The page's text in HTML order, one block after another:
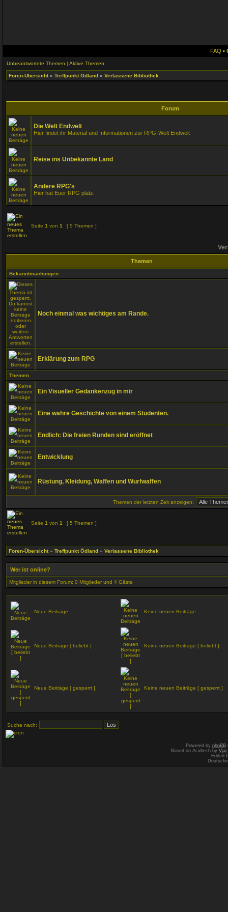
FAQ •
Unbeantwortete Themen | Aktive Themen
Foren-Übersicht » Treffpunkt Ödland » Verlassene Bibliothek
Forum
Die Welt Endwelt
Hier findet ihr Material und Informationen zur RPG-Welt Endwelt
Reise ins Unbekannte Land
Andere RPG's
Hier hat Euer RPG platz.
Seite 1 von 1 [ 5 Themen ]
Themen
Bekanntmachungen
Noch einmal was wichtiges am Rande.
Erklärung zum RPG
Themen
Ein Visueller Gedankenzug in mir
Eine wahre Geschichte von einem Studenten.
Endlich: Die freien Runden sind eröffnet
Entwicklung
Rüstung, Kleidung, Waffen und Wurfwaffen
Themen der letzten Zeit anzeigen:
Seite 1 von 1 [ 5 Themen ]
Foren-Übersicht » Treffpunkt Ödland » Verlassene Bibliothek
Wer ist online?
Mitglieder in diesem Forum: 0 Mitglieder und 4 Gäste
Neue Beiträge Keine neuen Beiträge
Neue Beiträge [ beliebt ] Keine neuen Beiträge [ beliebt ]
Neue Beiträge [ gesperrt ] Keine neuen Beiträge [ gesperrt ]
Suche nach:
Powered by phpBB
Based on Acidtech by
Edited